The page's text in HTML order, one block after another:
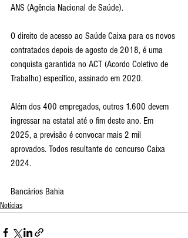
ANS (Agência Nacional de Saúde).
O direito de acesso ao Saúde Caixa para os novos
contratados depois de agosto de 2018, é uma
conquista garantida no ACT (Acordo Coletivo de
Trabalho) específico, assinado em 2020.
Além dos 400 empregados, outros 1.600 devem
ingressar na estatal até o fim deste ano. Em
2025, a previsão é convocar mais 2 mil
aprovados. Todos resultante do concurso Caixa
2024.
Bancários Bahia
Notícias